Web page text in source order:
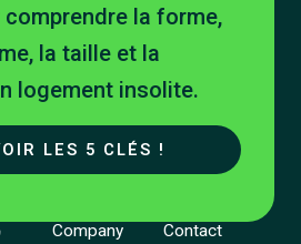
la forme,
la taille et la
logement insolite.
LES 5 CLÉS !
Company
Contact